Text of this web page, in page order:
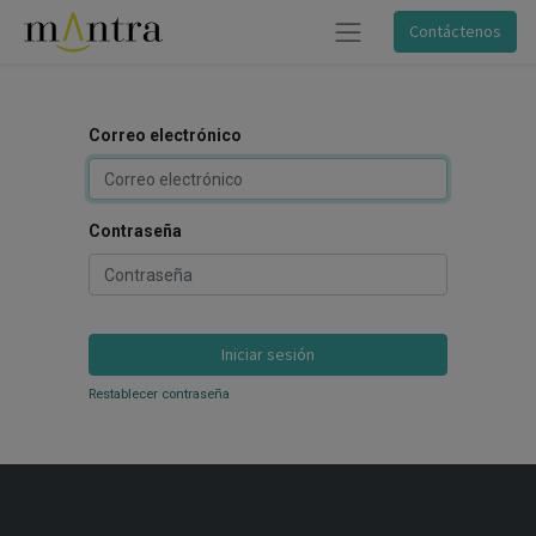
Contáctenos
Correo electrónico
Contraseña
Iniciar sesión
Restablecer contraseña